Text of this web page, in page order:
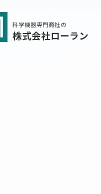
科学機器専門商社の
株式会社ローラン